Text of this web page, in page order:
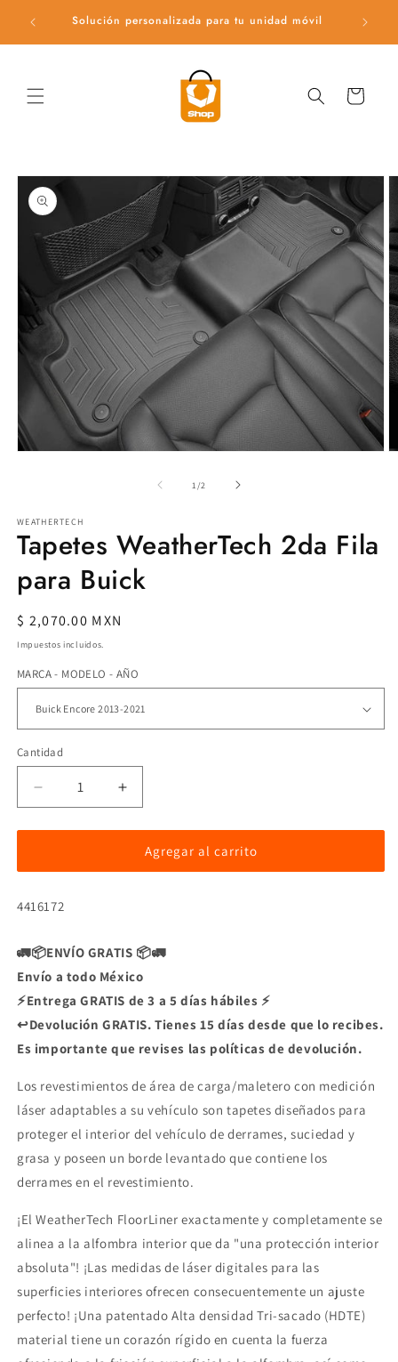
directamenteSolución personalizada para tu unidad móvil
Carrito
directamente
a la
información
del producto
una
ventana
modal
1/de2
WEATHERTECH
Tapetes WeatherTech 2da Fila
para Buick
Precio
habitual
$ 2,070.00 MXN
Impuestos incluidos.
MARCA - MODELO - AÑO
Cantidad
Reducir
cantidad
para
WeatherTech
Fila
Buick
Aumentar
cantidad
para
Tapetes
WeatherTech
Buick
Agregar al carrito
SKU:
4416172
🚛📦ENVÍO GRATIS 📦🚛
Envío a todo México
⚡Entrega GRATIS de 3 a 5 días hábiles ⚡
↩️Devolución GRATIS. Tienes 15 días desde que lo recibes.
Es importante que revises las políticas de devolución.
Los revestimientos de área de carga/maletero con medición
láser adaptables a su vehículo son tapetes diseñados para
proteger el interior del vehículo de derrames, suciedad y
grasa y poseen un borde levantado que contiene los
derrames en el revestimiento.
¡El WeatherTech FloorLiner exactamente y completamente se
alinea a la alfombra interior que da "una protección interior
absoluta"! ¡Las medidas de láser digitales para las
superficies interiores ofrecen consecuentemente un ajuste
perfecto! ¡Una patentado Alta densidad Tri-sacado (HDTE)
material tiene un corazón rígido en cuenta la fuerza